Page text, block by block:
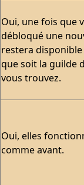
Oui, une fois que
débloqué une
restera
que soit la guilde
vous trouvez.
Oui, elles
comme avant.